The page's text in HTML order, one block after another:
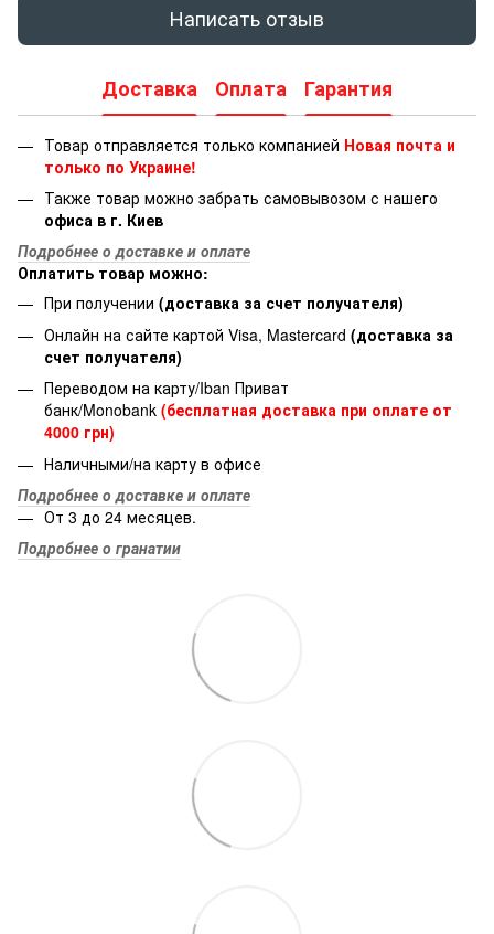
Написать отзыв
Доставка Оплата Гарантия
Товар отправляется только компанией Новая почта и
только по Украине!
Также товар можно забрать самовывозом с нашего
офиса в г. Киев
Подробнее о доставке и оплате
Оплатить товар можно:
При получении (доставка за счет получателя)
Онлайн на сайте картой Visa, Mastercard (доставка за
счет получателя)
Переводом на карту/Iban Приват
банк/Monobank (бесплатная доставка при оплате от
4000 грн)
Наличными/на карту в офисе
Подробнее о доставке и оплате
От 3 до 24 месяцев.
Подробнее о гранатии